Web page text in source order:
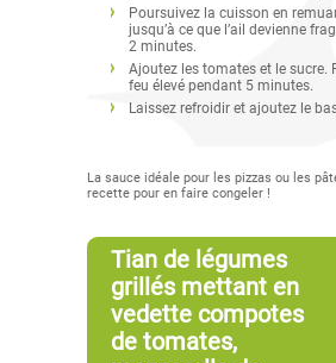
Poursuivez la cuisson en
jusqu’à ce que l’ail devienne
2 minutes.
Ajoutez les tomates et le sucre.
feu élevé pendant 5 minutes.
Laissez refroidir et ajoutez le
La sauce idéale pour les pizzas ou les
recette pour en faire congeler !
Tian de légumes
grillés mettant en
vedette compotes
de tomates,